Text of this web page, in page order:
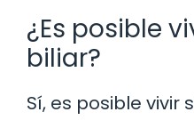
¿Es posible
biliar?
Sí, es posible vivir